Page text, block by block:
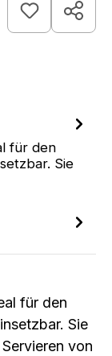
für den
Sie
für den
Sie
von